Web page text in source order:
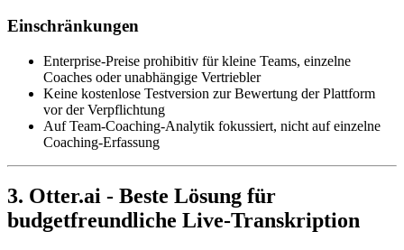
Einschränkungen
Enterprise-Preise prohibitiv für kleine Teams, einzelne
Coaches oder unabhängige Vertriebler
Keine kostenlose Testversion zur Bewertung der Plattform
vor der Verpflichtung
Auf Team-Coaching-Analytik fokussiert, nicht auf einzelne
Coaching-Erfassung
3. Otter.ai - Beste Lösung für
budgetfreundliche Live-Transkription